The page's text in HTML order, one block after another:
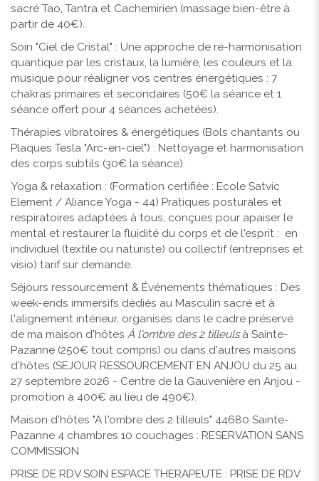
sacré Tao, Tantra et Cachemirien (massage bien-être à
partir de 40€).
Soin "Ciel de Cristal" : Une approche de ré-harmonisation
quantique par les cristaux, la lumière, les couleurs et la
musique pour réaligner vos centres énergétiques : 7
chakras primaires et secondaires (50€ la séance et 1
séance offert pour 4 séances achetées).
Thérapies vibratoires & énergétiques (Bols chantants ou
Plaques Tesla "Arc-en-ciel") : Nettoyage et harmonisation
des corps subtils (30€ la séance).
Yoga & relaxation : (Formation certifiée : Ecole Satvic
Element / Aliance Yoga - 44) Pratiques posturales et
respiratoires adaptées à tous, conçues pour apaiser le
mental et restaurer la fluidité du corps et de l'esprit : en
individuel (textile ou naturiste) ou collectif (entreprises et
visio) tarif sur demande.
Séjours ressourcement & Événements thématiques : Des
week-ends immersifs dédiés au Masculin sacré et à
l'alignement intérieur, organisés dans le cadre préservé
de ma maison d'hôtes À l'ombre des 2 tilleulsà Sainte-
Pazanne (250€ tout compris) ou dans d'autres maisons
d'hôtes (SEJOUR RESSOURCEMENT EN ANJOU du 25 au
27 septembre 2026 - Centre de la Gauvenière en Anjou -
promotion à 400€ au lieu de 490€).
Maison d'hôtes "A l'ombre des 2 tilleuls" 44680 Sainte-
Pazanne 4 chambres 10 couchages : RESERVATION SANS
COMMISSION
PRISE DE RDV SOIN ESPACE THERAPEUTE : PRISE DE RDV